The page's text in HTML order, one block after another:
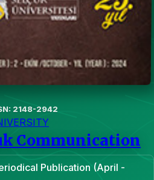
2148-2942
Communication
Publication (April -